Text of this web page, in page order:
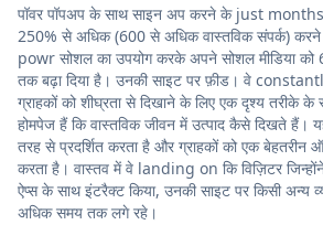
पॉवर पॉपअप के साथ साइन अप करने के just months
250% से अधिक (600 से अधिक वास्तविक संपर्क)
powr सोशल का उपयोग करके अपने सोशल मीडिया को
तक बढ़ा दिया है। उनकी साइट पर फ़ीड। वे
ग्राहकों को शीघ्रता से दिखाने के लिए एक दृश्य तरीके
होमपेज हैं कि वास्तविक जीवन में उत्पाद कैसे दिखते हैं।
तरह से प्रदर्शित करता है और ग्राहकों को एक बेहतरीन
करता है। वास्तव में वे landing on कि विज़िटर
ऐप्स के साथ इंटरैक्ट किया, उनकी साइट पर किसी अन्य
अधिक समय तक लगे रहे।